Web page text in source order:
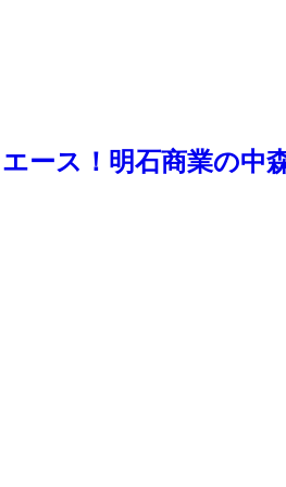
ース！明石商業の